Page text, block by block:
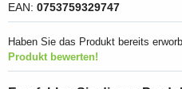
EAN: 0753759329747
Haben Sie das Produkt bereits
Produkt bewerten!